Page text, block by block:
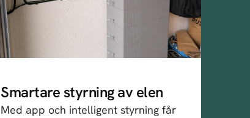
Smartare styrning av elen
Med app och intelligent styrning får